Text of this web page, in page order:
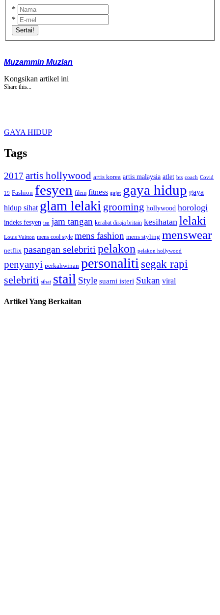
*
*
Sertai!
Muzammin Muzlan
Kongsikan artikel ini
Share this...
GAYA HIDUP
Tags
2017 artis hollywood artis korea artis malaysia atlet bts coach Covid
19 Fashion fesyen filem fitness gajet gaya hidup gaya
hidup sihat glam lelaki grooming hollywood horologi
indeks fesyen isu jam tangan kerabat diraja britain kesihatan lelaki
Louis Vuitton mens cool style mens fashion mens styling menswear
netflix pasangan selebriti pelakon pelakon hollywood
penyanyi perkahwinan personaliti segak rapi
selebriti sihat stail Style suami isteri Sukan viral
Artikel Yang Berkaitan